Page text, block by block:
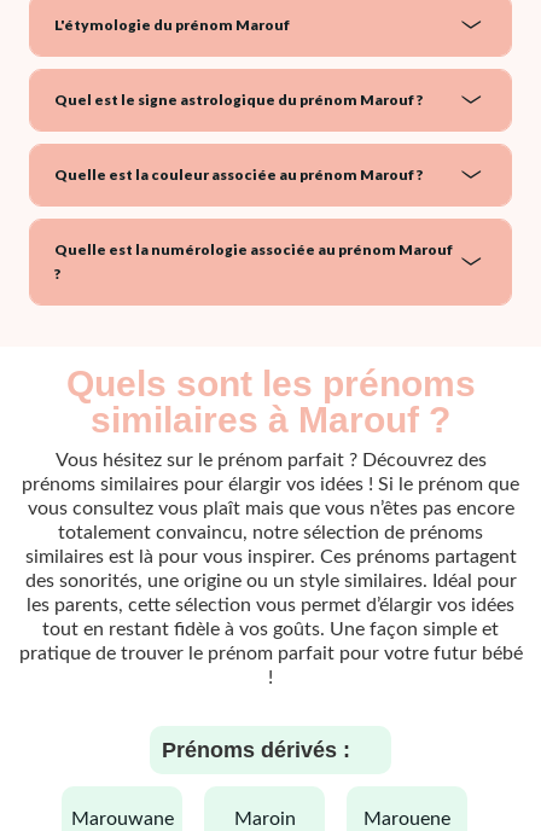
L'étymologie du prénom Marouf
Quel est le signe astrologique du prénom Marouf ?
Quelle est la couleur associée au prénom Marouf ?
Quelle est la numérologie associée au prénom Marouf
?
Quels sont les prénoms
similaires à Marouf ?
Vous hésitez sur le prénom parfait ? Découvrez des
prénoms similaires pour élargir vos idées ! Si le prénom que
vous consultez vous plaît mais que vous n’êtes pas encore
totalement convaincu, notre sélection de prénoms
similaires est là pour vous inspirer. Ces prénoms partagent
des sonorités, une origine ou un style similaires. Idéal pour
les parents, cette sélection vous permet d’élargir vos idées
tout en restant fidèle à vos goûts. Une façon simple et
pratique de trouver le prénom parfait pour votre futur bébé
!
Prénoms dérivés :
marouwane maroin marouene